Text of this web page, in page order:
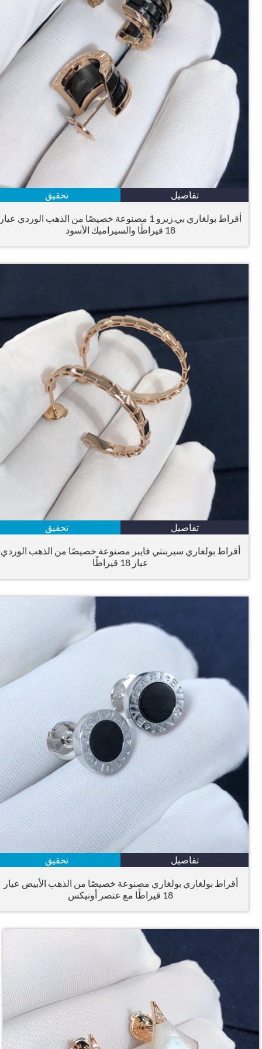
تفاصيل تحقيق
أقراط بولغاري بي.زيرو 1 مصنوعة خصيصًا من الذهب الوردي عيار
18 قيراطًا والسيراميك الأسود
تفاصيل تحقيق
أقراط بولغاري سيربنتي فايبر مصنوعة خصيصًا من الذهب الوردي
عيار 18 قيراطًا
تفاصيل تحقيق
أقراط بولغاري بولغاري مصنوعة خصيصًا من الذهب الأبيض عيار
18 قيراطًا مع عنصر أونيكس